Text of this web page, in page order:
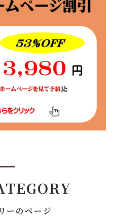
ーのページ